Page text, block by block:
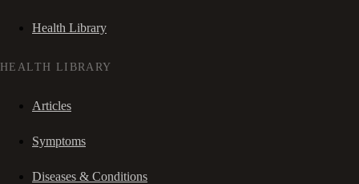
Health Library
HEALTH LIBRARY
Articles
Symptoms
Diseases & Conditions